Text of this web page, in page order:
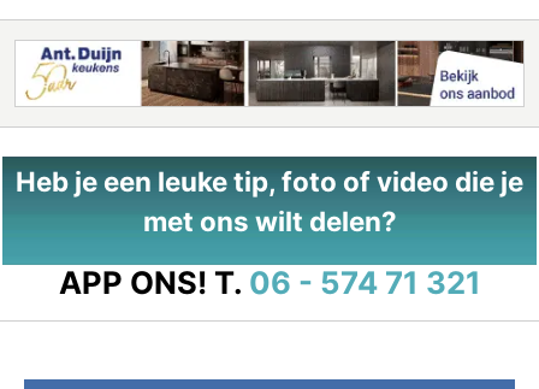
Heb je een leuke tip, foto of video die je
met ons wilt delen?
APP ONS! T. 06 - 574 71 321